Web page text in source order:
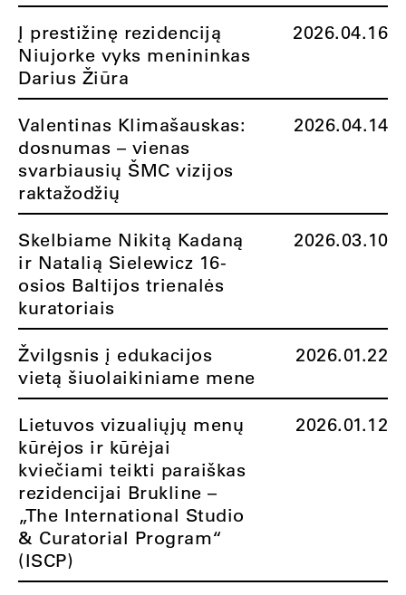
Į prestižinę rezidenciją
Niujorke vyks menininkas
Darius Žiūra
2026.04.16
Valentinas Klimašauskas:
dosnumas – vienas
svarbiausių ŠMC vizijos
raktažodžių
2026.04.14
Skelbiame Nikitą Kadaną
ir Natalią Sielewicz 16-
osios Baltijos trienalės
kuratoriais
2026.03.10
Žvilgsnis į edukacijos
vietą šiuolaikiniame mene
2026.01.22
Lietuvos vizualiųjų menų
kūrėjos ir kūrėjai
kviečiami teikti paraiškas
rezidencijai Brukline –
„The International Studio
& Curatorial Program“
(ISCP)
2026.01.12